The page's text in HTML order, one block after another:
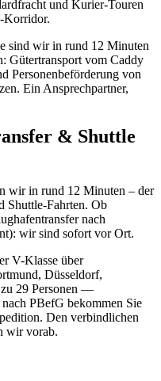
und Kurier-Touren
Korridor.
sind wir in rund 12 Minuten
Gütertransport vom Caddy
Personenbeförderung von
Ein Ansprechpartner,
& Shuttle
wir in rund 12 Minuten – der
Shuttle-Fahrten. Ob
nach
wir sind sofort vor Ort.
V-Klasse über
Düsseldorf,
29 Personen —
PBefG bekommen Sie
Den verbindlichen
wir vorab.